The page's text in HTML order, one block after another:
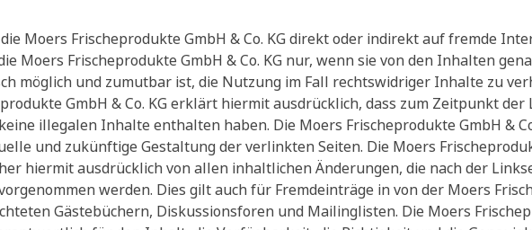
Moers Frischeprodukte GmbH & Co. KG direkt oder indirekt auf fremde
Moers Frischeprodukte GmbH & Co. KG nur, wenn sie von den Inhalten
möglich und zumutbar ist, die Nutzung im Fall rechtswidriger Inhalte zu
GmbH & Co. KG erklärt hiermit ausdrücklich, dass zum Zeitpunkt
illegalen Inhalte enthalten haben. Die Moers Frischeprodukte GmbH &
und zukünftige Gestaltung der verlinkten Seiten. Die Moers
hiermit ausdrücklich von allen inhaltlichen Änderungen, die nach der
werden. Dies gilt auch für Fremdeinträge in von der Moers
Gästebüchern, Diskussionsforen und Mailinglisten. Die Moers